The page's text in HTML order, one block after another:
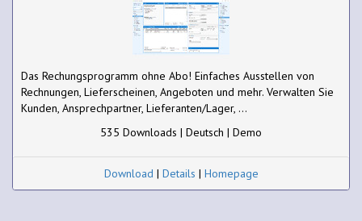
Das Rechungsprogramm ohne Abo! Einfaches Ausstellen von
Rechnungen, Lieferscheinen, Angeboten und mehr. Verwalten Sie
Kunden, Ansprechpartner, Lieferanten/Lager, ...
535 Downloads | Deutsch | Demo
Download | Details | Homepage